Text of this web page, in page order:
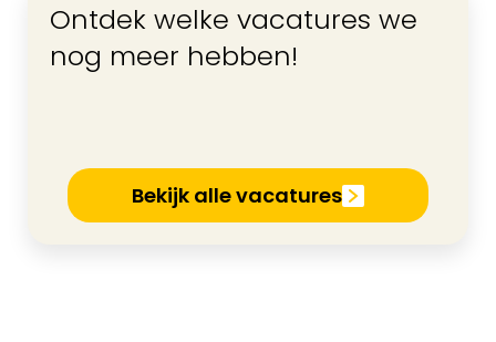
Ontdek welke vacatures we
nog meer hebben!
Bekijk alle vacatures